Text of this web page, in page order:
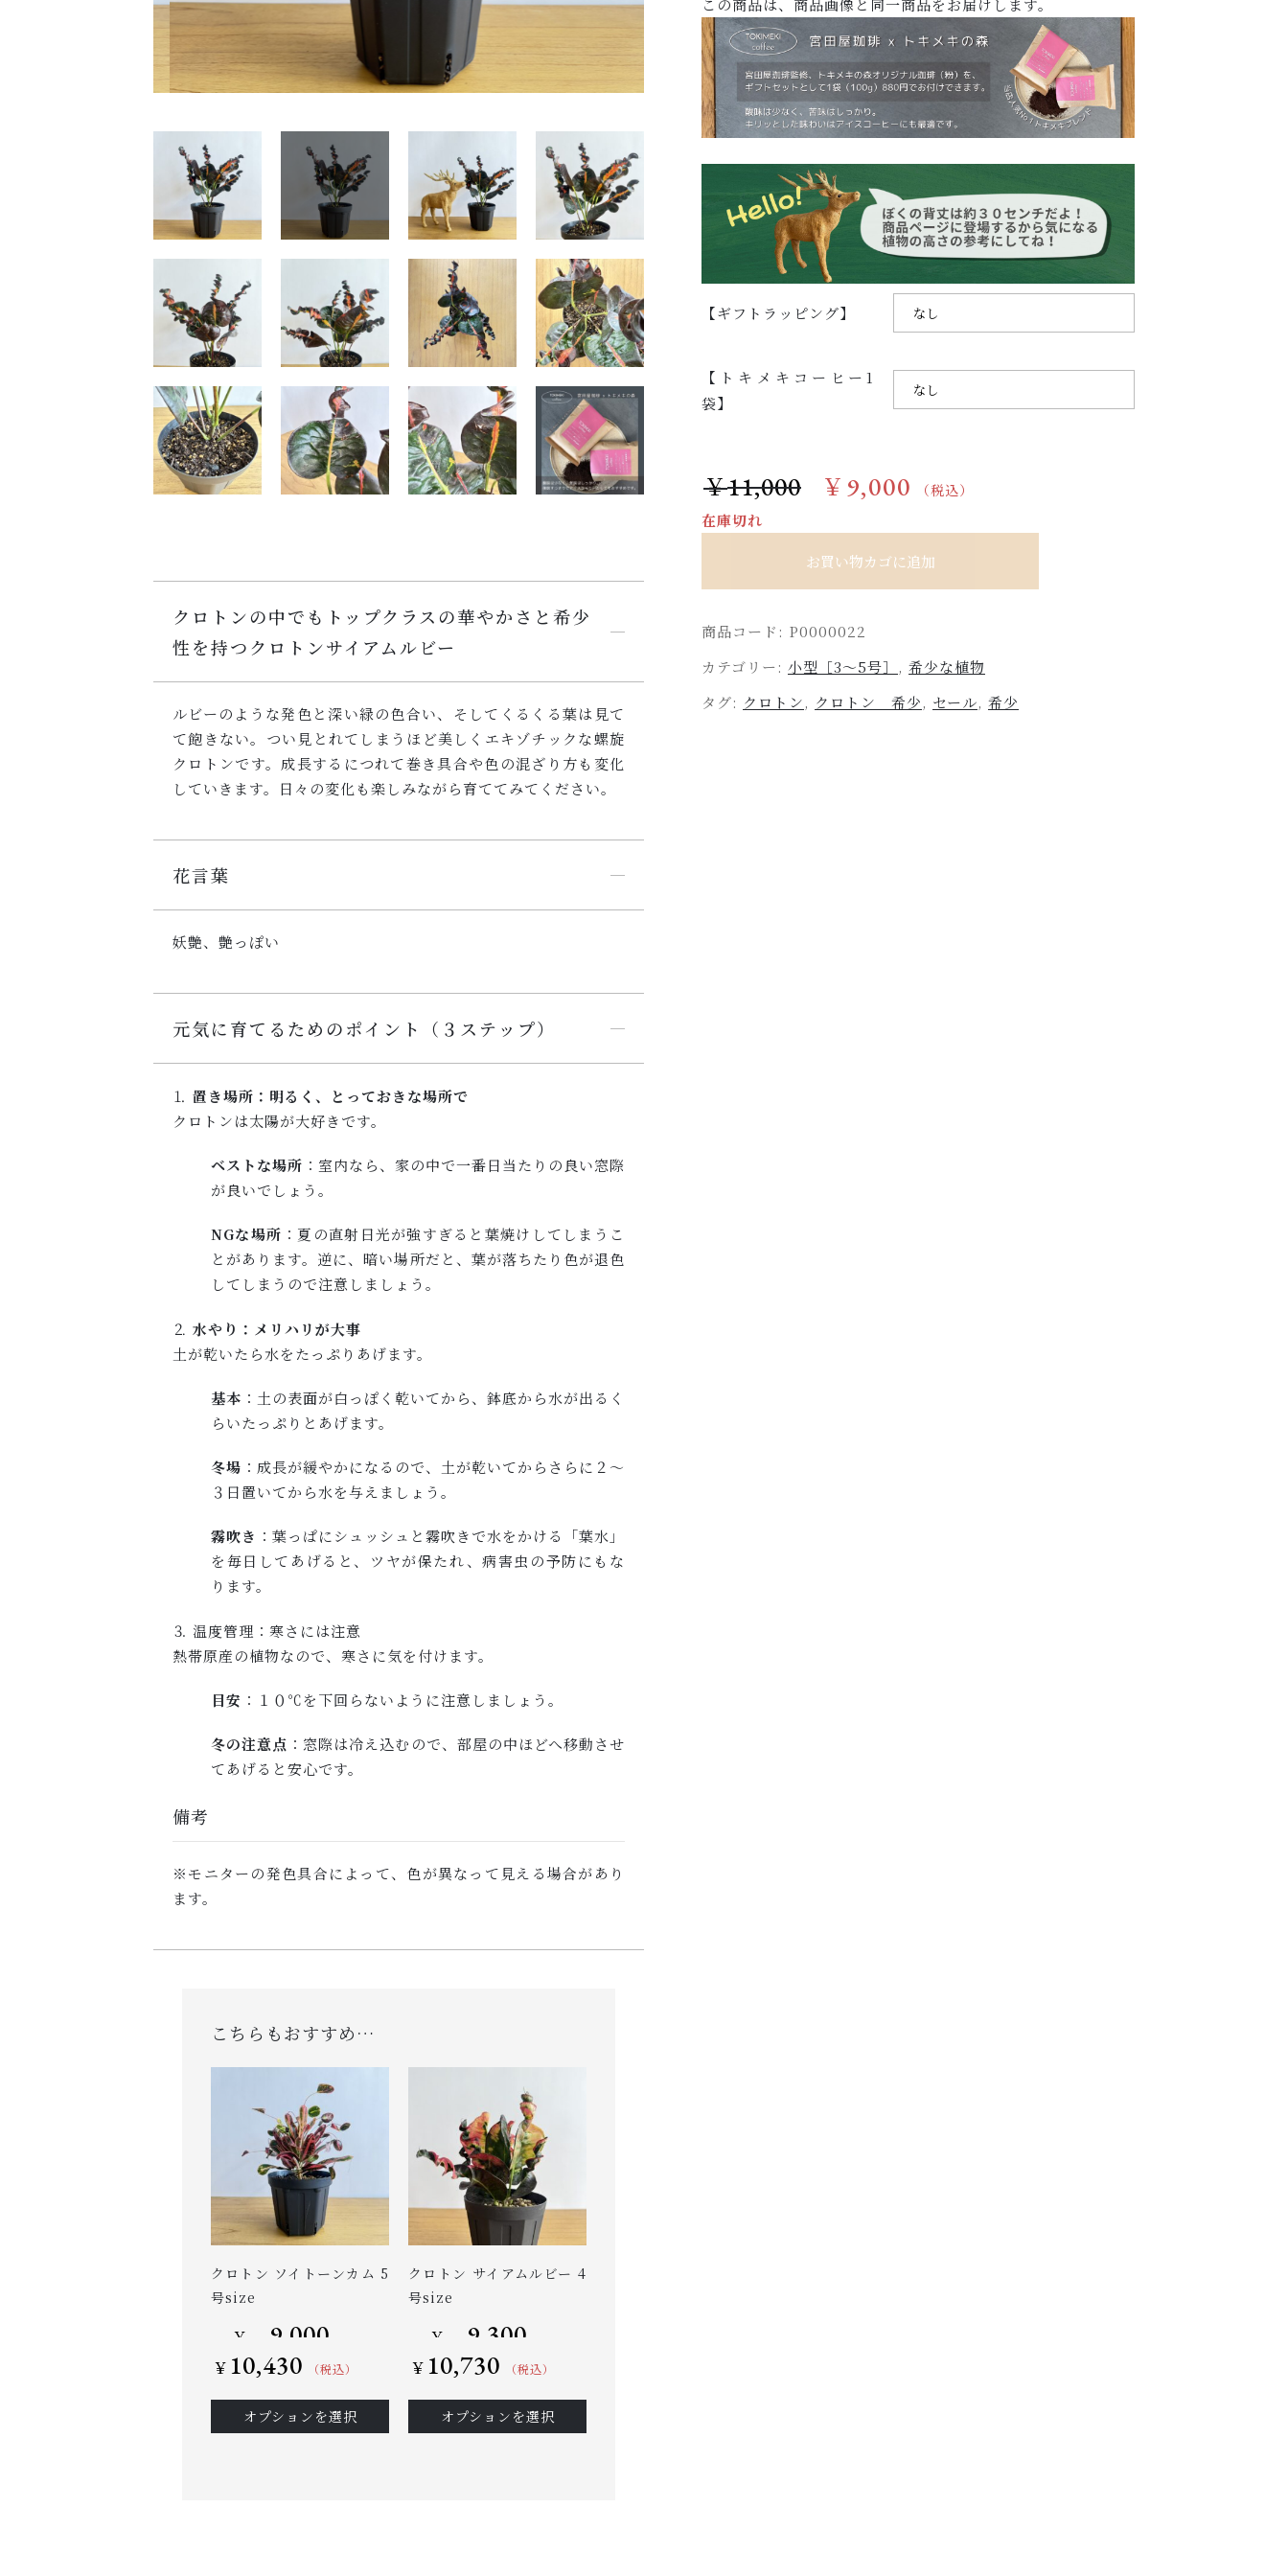
SHOPPING GUIDE
ショッピングガイド
PRIVACY
プライバシーポリシー
お問い合わせ
クロトンの中でもトップクラスの華やかさと希少
性を持つクロトンサイアムルビー
ルビーのような発色と深い緑の色合い、そしてくるくる葉は見て
て飽きない。つい見とれてしまうほど美しくエキゾチックな螺旋
クロトンです。成長するにつれて巻き具合や色の混ざり方も変化
していきます。日々の変化も楽しみながら育ててみてください。
花言葉
妖艶、艶っぽい
元気に育てるためのポイント（３ステップ）
⒈ 置き場所：明るく、とっておきな場所で
クロトンは太陽が大好きです。
ベストな場所 ：室内なら、家の中で一番日当たりの良い窓際
が良いでしょう。
NGな場所 ：夏の直射日光が強すぎると葉焼けしてしまうこ
とがあります。逆に、暗い場所だと、葉が落ちたり色が退色
してしまうので注意しましょう。
⒉ 水やり：メリハリが大事
土が乾いたら水をたっぷりあげます。
基本 ：土の表面が白っぽく乾いてから、鉢底から水が出るく
らいたっぷりとあげます。
冬場 ：成長が緩やかになるので、土が乾いてからさらに２～
３日置いてから水を与えましょう。
霧吹き ：葉っぱにシュッシュと霧吹きで水をかける「葉水」
を毎日してあげると、ツヤが保たれ、病害虫の予防にもな
ります。
⒊ 温度管理：寒さには注意
熱帯原産の植物なので、寒さに気を付けます。
目安 ：１０℃を下回らないように注意しましょう。
冬の注意点 ：窓際は冷え込むので、部屋の中ほどへ移動させ
てあげると安心です。
備考
※モニターの発色具合によって、色が異なって見える場合があり
ます。
この商品は、商品画像と同一商品をお届けします。
【ギフトラッピング】
【トキメキコーヒー1
袋】
￥11,000 ￥ 9,000 （税込）
在庫切れ
お買い物カゴに追加
商品コード: P0000022
カテゴリー: 小型［3～5号］ , 希少な植物
タグ: クロトン, クロトン 希少, セール, 希少
こちらもおすすめ…
クロトン ソイトーンカム 5
号size
￥ 9,000
￥ 10,430 （税込）
オプションを選択
クロトン サイアムルビー 4
号size
￥ 9,300
￥ 10,730 （税込）
オプションを選択